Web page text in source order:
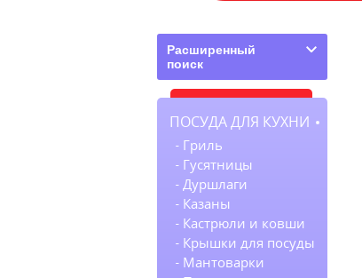
Расширенный
поиск
ПОСУДА ДЛЯ КУХНИ
Гриль
Гусятницы
Дуршлаги
Казаны
Кастрюли и ковши
Крышки для посуды
Мантоварки